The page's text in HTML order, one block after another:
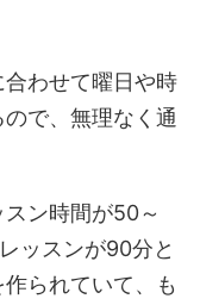
わせて曜日や時
で、無理なく通
ン時間が50～
ッスンが90分と
られていて、も